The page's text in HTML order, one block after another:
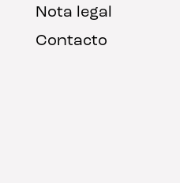
Nota legal
Contacto